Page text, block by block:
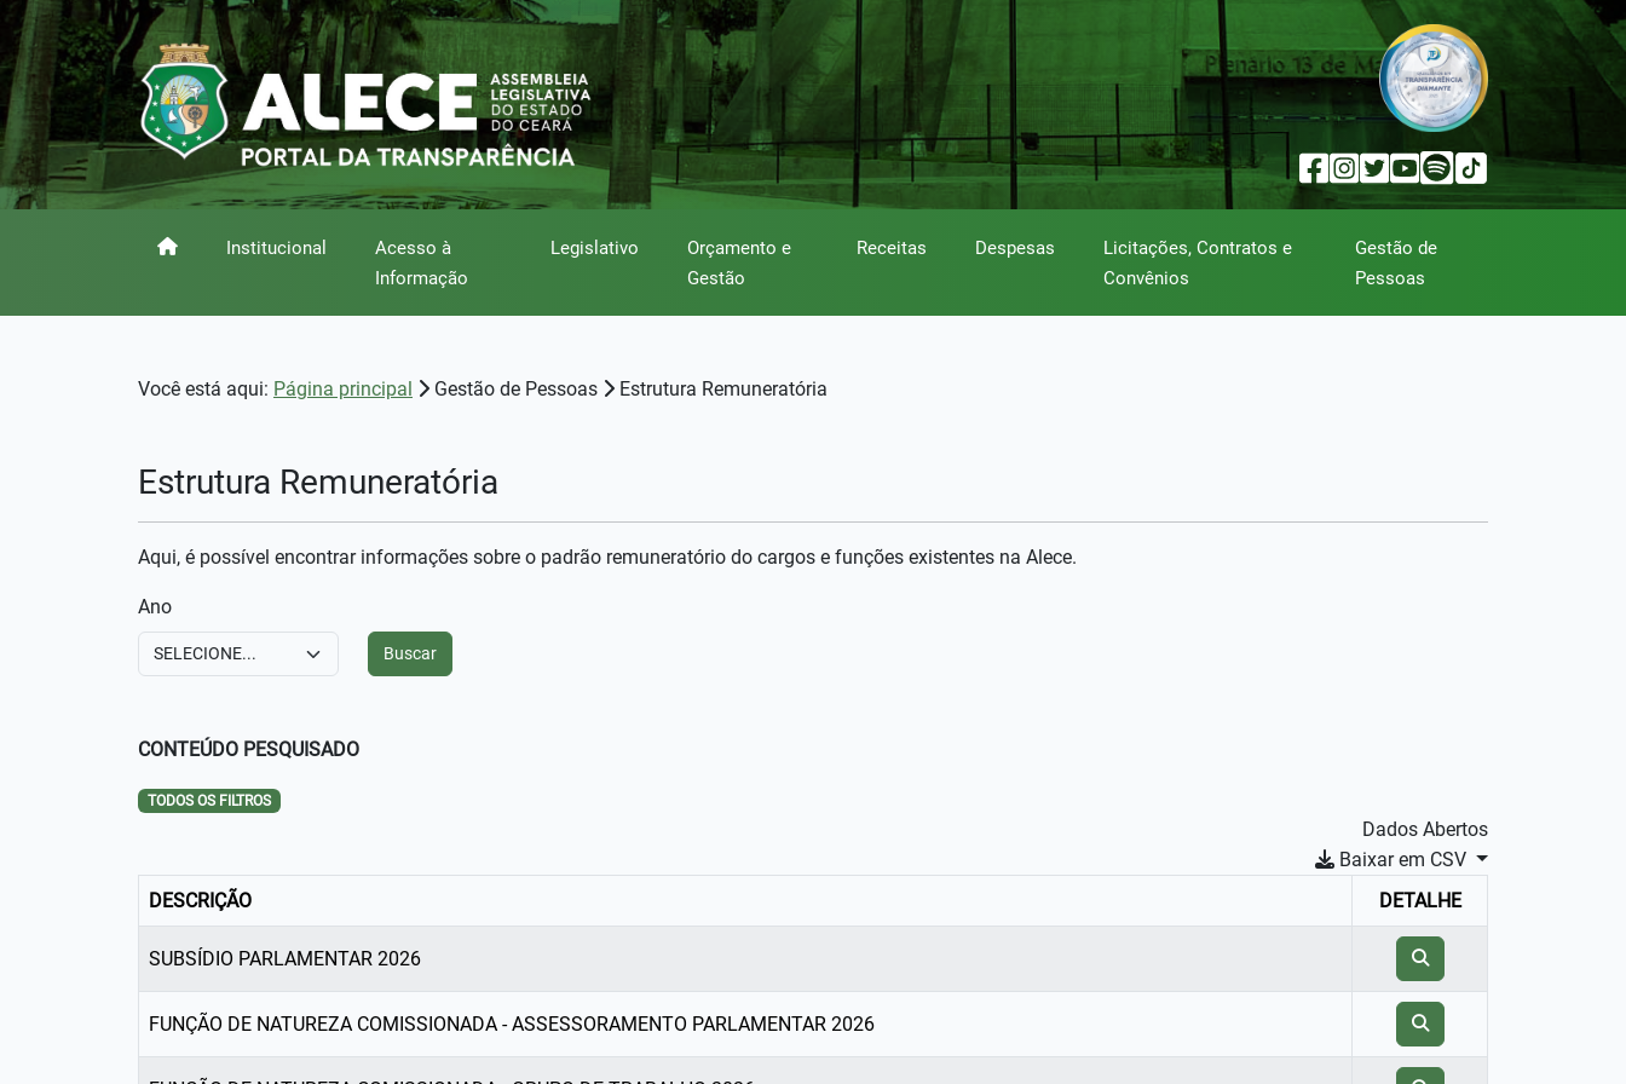
Institucional
Acesso à
Informação
Legislativo
Orçamento e
Gestão
Receitas Despesas
Licitações, Contratos e
Convênios
Gestão de
Pessoas
Você está aqui: Página principal Gestão de Pessoas Estrutura Remuneratória
Estrutura Remuneratória
Aqui, é possível encontrar informações sobre o padrão remuneratório do cargos e funções existentes na Alece.
Ano
CONTEÚDO PESQUISADO
TODOS OS FILTROS
Dados Abertos
Baixar em CSV
DESCRIÇÃO
DETALHE
SUBSÍDIO PARLAMENTAR 2026
FUNÇÃO DE NATUREZA COMISSIONADA - ASSESSORAMENTO PARLAMENTAR 2026